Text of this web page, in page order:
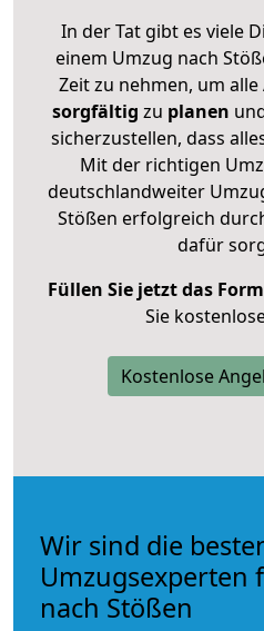
In der Tat gibt es viele
einem Umzug nach
Zeit zu nehmen, um
sorgfältig zu planen
sicherzustellen, dass
Mit der richtigen
deutschlandweiter
Stößen erfolgreich
dafür
Füllen Sie jetzt das
Sie
Kostenlose
Wir sind die
Umzugsexperten
nach Stößen